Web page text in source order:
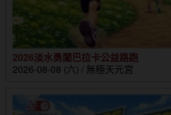
2026淡水勇闖巴拉卡公益路跑
2026-08-08 (六) / 無極天元宮